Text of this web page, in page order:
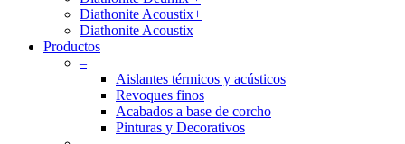
Diathonite Acoustix+
Diathonite Acoustix
Productos
–
Aislantes térmicos y acústicos
Revoques finos
Acabados a base de corcho
Pinturas y Decorativos